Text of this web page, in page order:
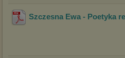
Szczesna Ewa - Poetyka